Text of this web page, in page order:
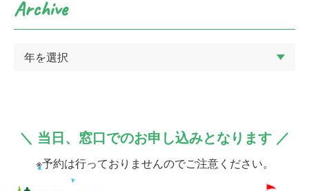
Archive
＼ 当日、窓口でのお申し込みとなります ／
※予約は行っておりませんのでご注意ください。